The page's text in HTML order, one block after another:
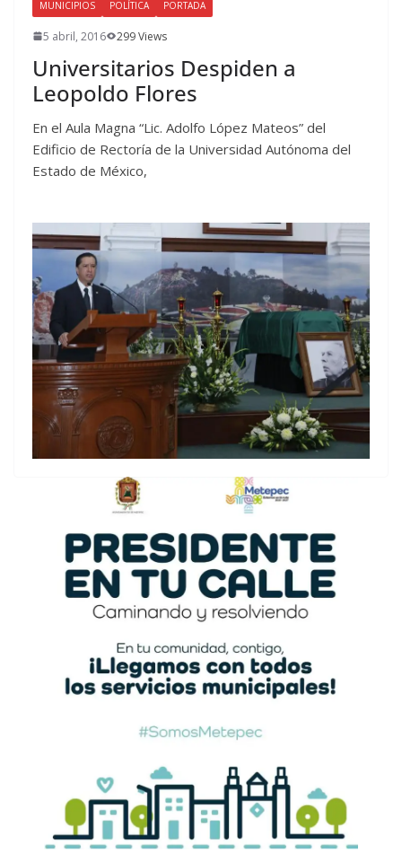
MUNICIPIOS POLÍTICA PORTADA
5 abril, 2016 299 Views
Universitarios Despiden a
Leopoldo Flores
En el Aula Magna “Lic. Adolfo López Mateos” del
Edificio de Rectoría de la Universidad Autónoma del
Estado de México,